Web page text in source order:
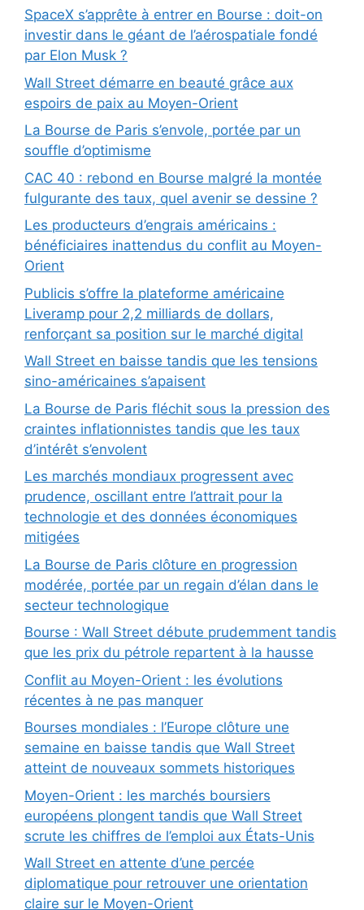
SpaceX s’apprête à entrer en Bourse : doit-on
investir dans le géant de l’aérospatiale fondé
par Elon Musk ?
Wall Street démarre en beauté grâce aux
espoirs de paix au Moyen-Orient
La Bourse de Paris s’envole, portée par un
souffle d’optimisme
CAC 40 : rebond en Bourse malgré la montée
fulgurante des taux, quel avenir se dessine ?
Les producteurs d’engrais américains :
bénéficiaires inattendus du conflit au Moyen-
Orient
Publicis s’offre la plateforme américaine
Liveramp pour 2,2 milliards de dollars,
renforçant sa position sur le marché digital
Wall Street en baisse tandis que les tensions
sino-américaines s’apaisent
La Bourse de Paris fléchit sous la pression des
craintes inflationnistes tandis que les taux
d’intérêt s’envolent
Les marchés mondiaux progressent avec
prudence, oscillant entre l’attrait pour la
technologie et des données économiques
mitigées
La Bourse de Paris clôture en progression
modérée, portée par un regain d’élan dans le
secteur technologique
Bourse : Wall Street débute prudemment tandis
que les prix du pétrole repartent à la hausse
Conflit au Moyen-Orient : les évolutions
récentes à ne pas manquer
Bourses mondiales : l’Europe clôture une
semaine en baisse tandis que Wall Street
atteint de nouveaux sommets historiques
Moyen-Orient : les marchés boursiers
européens plongent tandis que Wall Street
scrute les chiffres de l’emploi aux États-Unis
Wall Street en attente d’une percée
diplomatique pour retrouver une orientation
claire sur le Moyen-Orient